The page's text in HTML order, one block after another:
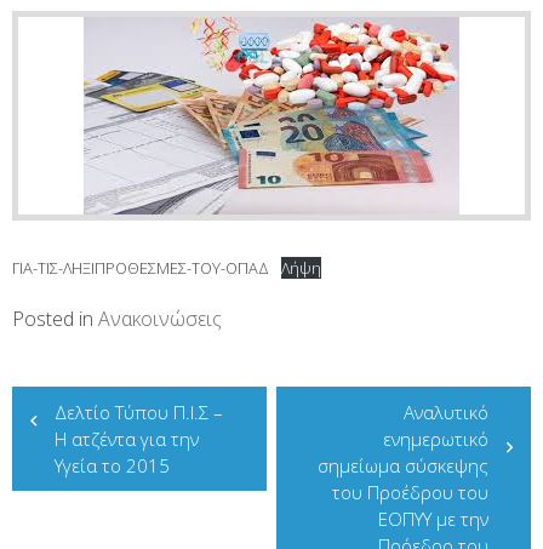
ΓΙΑ-ΤΙΣ-ΛΗΞΙΠΡΟΘΕΣΜΕΣ-ΤΟΥ-ΟΠΑΔ Λήψη
Posted in Ανακοινώσεις
Πλοήγηση
άρθρων
Δελτίο Τύπου Π.Ι.Σ –
Η ατζέντα για την
Υγεία το 2015
Αναλυτικό
ενημερωτικό
σημείωμα σύσκεψης
του Προέδρου του
ΕΟΠΥΥ με την